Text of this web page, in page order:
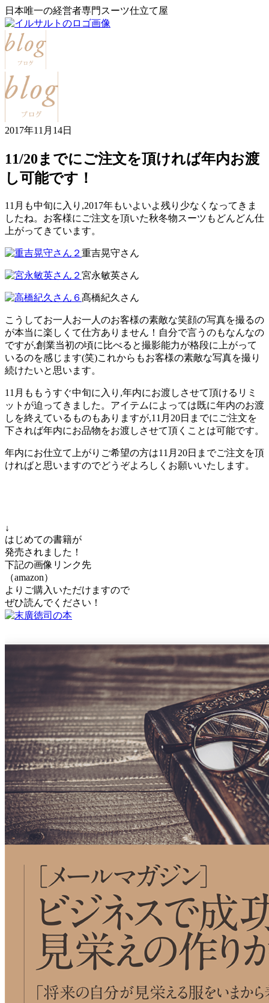
日本唯一の経営者専門スーツ仕立て屋
2017年11月14日
11/20までにご注文を頂ければ年内お渡
し可能です！
11月も中旬に入り,2017年もいよいよ残り少なくなってきま
したね。お客様にご注文を頂いた秋冬物スーツもどんどん仕
上がってきています。
重吉晃守さん
宮永敏英さん
髙橋紀久さん
こうしてお一人お一人のお客様の素敵な笑顔の写真を撮るの
が本当に楽しくて仕方ありません！自分で言うのもなんなの
ですが,創業当初の頃に比べると撮影能力が格段に上がって
いるのを感じます(笑)これからもお客様の素敵な写真を撮り
続けたいと思います。
11月ももうすぐ中旬に入り,年内にお渡しさせて頂けるリミ
ットが迫ってきました。アイテムによっては既に年内のお渡
しを終えているものもありますが,11月20日までにご注文を
下されば年内にお品物をお渡しさせて頂くことは可能です。
年内にお仕立て上がりご希望の方は11月20日までご注文を頂
ければと思いますのでどうぞよろしくお願いいたします。
↓
はじめての書籍が
発売されました！
下記の画像リンク先
（amazon）
よりご購入いただけますので
ぜひ読んでください！